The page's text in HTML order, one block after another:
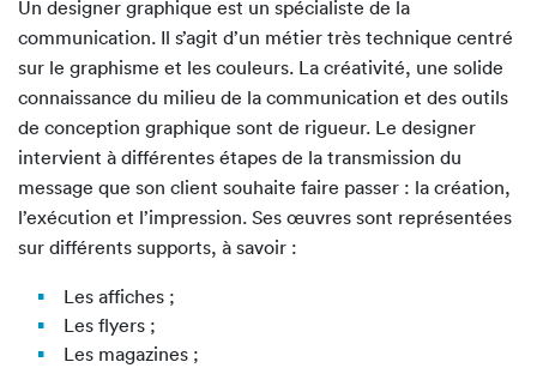
Un designer graphique est un spécialiste de la
communication. Il s’agit d’un métier très technique centré
sur le graphisme et les couleurs. La créativité, une solide
connaissance du milieu de la communication et des outils
de conception graphique sont de rigueur. Le designer
intervient à différentes étapes de la transmission du
message que son client souhaite faire passer : la création,
l’exécution et l’impression. Ses œuvres sont représentées
sur différents supports, à savoir :
Les affiches ;
Les flyers ;
Les magazines ;